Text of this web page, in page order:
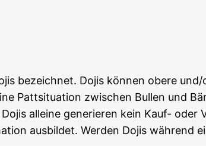
bezeich­net. Dojis kön­nen obe­re
Patt­si­tua­ti­on zwi­schen Bul­len und
allei­ne gene­rie­ren kein Kauf- oder
aus­bil­det. Wer­den Dojis wäh­rend